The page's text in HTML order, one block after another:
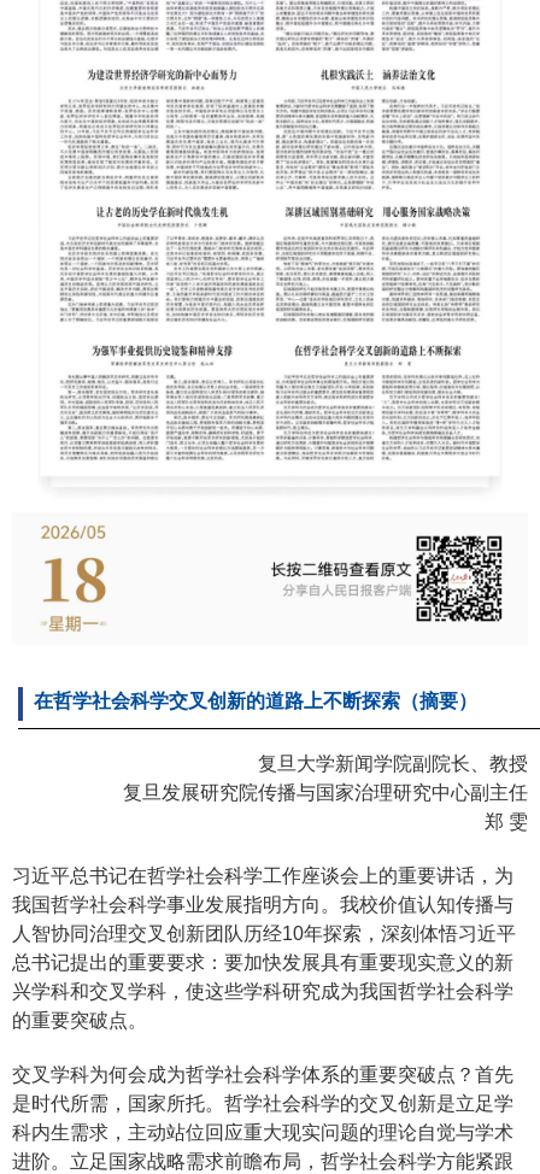
在哲学社会科学交叉创新的道路上不断探索（摘要）
复旦大学新闻学院副院长、教授
复旦发展研究院传播与国家治理研究中心副主任
郑 雯
习近平总书记在哲学社会科学工作座谈会上的重要讲话，为
我国哲学社会科学事业发展指明方向。我校价值认知传播与
人智协同治理交叉创新团队历经10年探索，深刻体悟习近平
总书记提出的重要要求：要加快发展具有重要现实意义的新
兴学科和交叉学科，使这些学科研究成为我国哲学社会科学
的重要突破点。
交叉学科为何会成为哲学社会科学体系的重要突破点？首先
是时代所需，国家所托。哲学社会科学的交叉创新是立足学
科内生需求，主动站位回应重大现实问题的理论自觉与学术
进阶。立足国家战略需求前瞻布局，哲学社会科学方能紧跟